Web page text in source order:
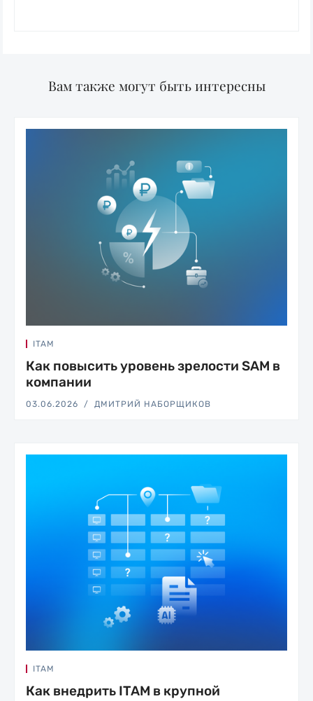
Вам также могут быть интересны
ITAM
Как повысить уровень зрелости SAM в
компании
03.06.2026 ДМИТРИЙ НАБОРЩИКОВ
ITAM
Как внедрить ITAM в крупной